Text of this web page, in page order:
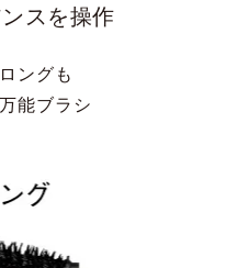
スを操作
ングも
能ブラシ